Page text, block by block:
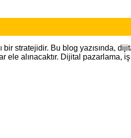
stratejidir. Bu blog yazısında,
ele alınacaktır. Dijital pazarlama,